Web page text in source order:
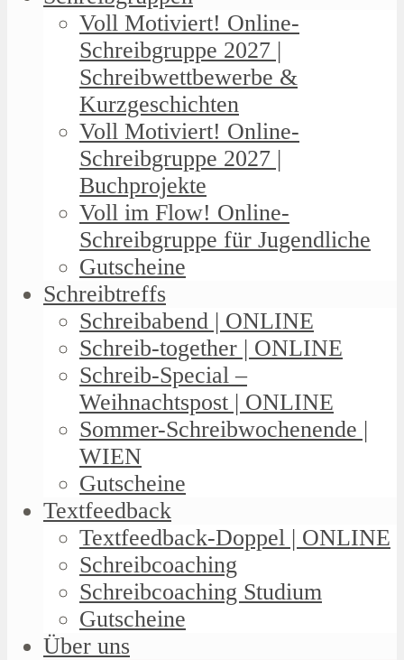
Voll Motiviert! Online-
Schreibgruppe 2027 |
Schreibwettbewerbe &
Kurzgeschichten
Voll Motiviert! Online-
Schreibgruppe 2027 |
Buchprojekte
Voll im Flow! Online-
Schreibgruppe für Jugendliche
Gutscheine
Schreibtreffs
Schreibabend | ONLINE
Schreib-together | ONLINE
Schreib-Special –
Weihnachtspost | ONLINE
Sommer-Schreibwochenende |
WIEN
Gutscheine
Textfeedback
Textfeedback-Doppel | ONLINE
Schreibcoaching
Schreibcoaching Studium
Gutscheine
Über uns